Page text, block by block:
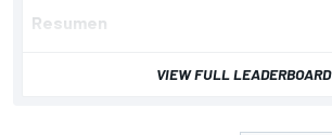
Resumen
VIEW FULL LEADERBOARD